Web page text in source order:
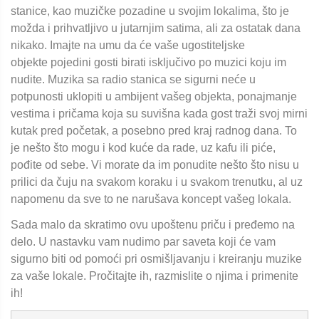
stanice, kao muzičke pozadine u svojim lokalima, što je
možda i prihvatljivo u jutarnjim satima, ali za ostatak dana
nikako. Imajte na umu da će vaše ugostiteljske
objekte pojedini gosti birati isključivo po muzici koju im
nudite. Muzika sa radio stanica se sigurni neće u
potpunosti uklopiti u ambijent vašeg objekta, ponajmanje
vestima i pričama koja su suvišna kada gost traži svoj mirni
kutak pred početak, a posebno pred kraj radnog dana. To
je nešto što mogu i kod kuće da rade, uz kafu ili piće,
pođite od sebe. Vi morate da im ponudite nešto što nisu u
prilici da čuju na svakom koraku i u svakom trenutku, al uz
napomenu da sve to ne narušava koncept vašeg lokala.
Sada malo da skratimo ovu upoštenu priču i pređemo na
delo. U nastavku vam nudimo par saveta koji će vam
sigurno biti od pomoći pri osmišljavanju i kreiranju muzike
za vaše lokale. Pročitajte ih, razmislite o njima i primenite
ih!